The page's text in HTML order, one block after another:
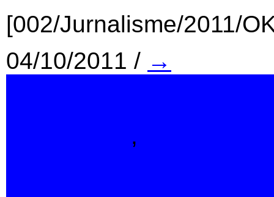
[002/Jurnalisme/2011/
04/10/2011 / →
,